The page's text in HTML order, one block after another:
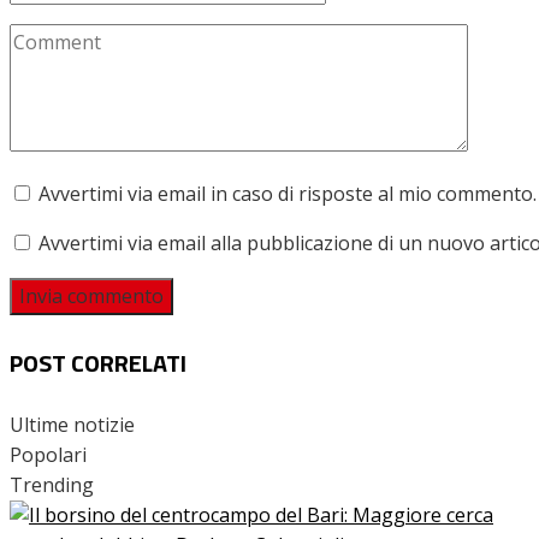
Avvertimi via email in caso di risposte al mio commento.
Avvertimi via email alla pubblicazione di un nuovo
POST CORRELATI
Ultime notizie
Popolari
Trending